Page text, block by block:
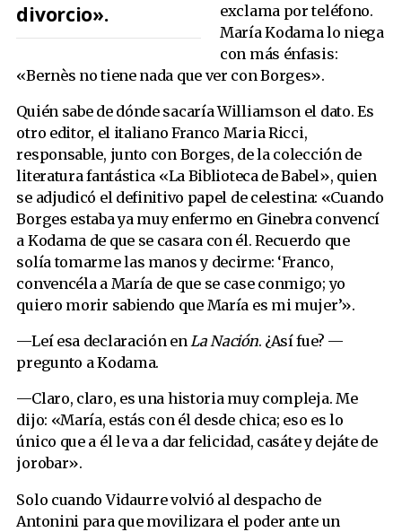
divorcio».
exclama por teléfono.
María Kodama lo niega
con más énfasis:
«Bernès no tiene nada que ver con Borges».
Quién sabe de dónde sacaría Williamson el dato. Es
otro editor, el italiano Franco Maria Ricci,
responsable, junto con Borges, de la colección de
literatura fantástica «La Biblioteca de Babel», quien
se adjudicó el definitivo papel de celestina: «Cuando
Borges estaba ya muy enfermo en Ginebra convencí
a Kodama de que se casara con él. Recuerdo que
solía tomarme las manos y decirme: ‘Franco,
convencéla a María de que se case conmigo; yo
quiero morir sabiendo que María es mi mujer’».
—Leí esa declaración enLa Nación. ¿Así fue? —
pregunto a Kodama.
—Claro, claro, es una historia muy compleja. Me
dijo: «María, estás con él desde chica; eso es lo
único que a él le va a dar felicidad, casáte y dejáte de
jorobar».
Solo cuando Vidaurre volvió al despacho de
Antonini para que movilizara el poder ante un